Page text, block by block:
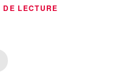
DE LECTURE